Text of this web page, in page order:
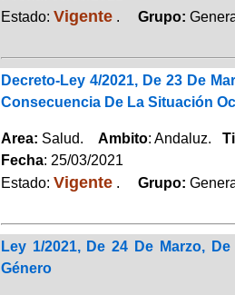
Estado: Vigente. Grupo:
Decreto-Ley 4/2021, De 23 De
Consecuencia De La Situación
Area: Salud. Ambito: Andaluz.
Fecha: 25/03/2021
Estado: Vigente. Grupo:
Ley 1/2021, De 24 De Marzo,
Género